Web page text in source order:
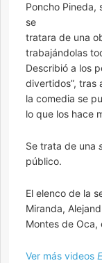
Poncho Pineda,
se
tratara de una
trabajándolas
Describió a los
divertidos”, tras
la comedia se
lo que los hace
Se trata de una
público.
El elenco de la
Miranda,
Montes de Oca,
Ver más videos